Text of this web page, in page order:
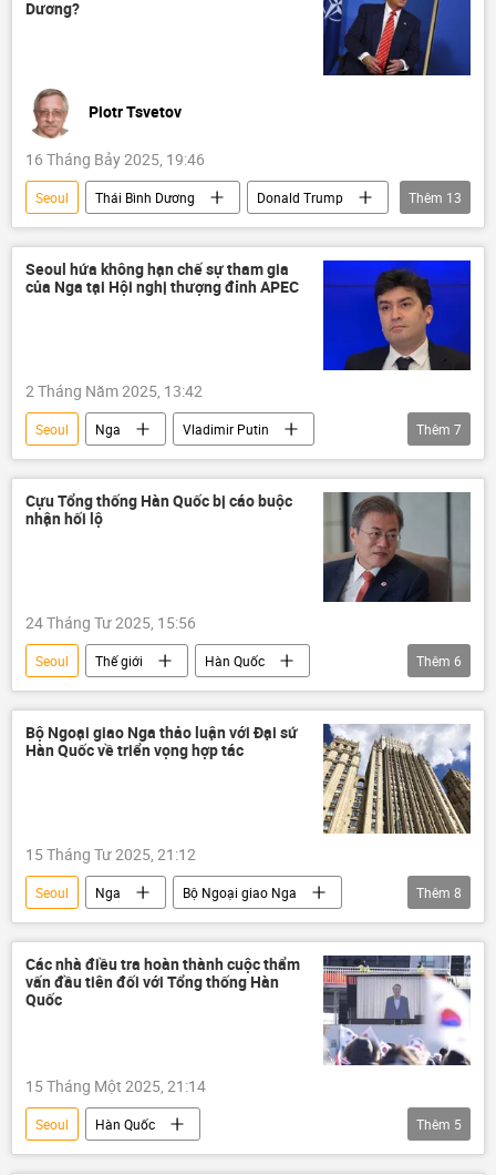
Dương?
Piotr Tsvetov
16 Tháng Bảy 2025, 19:46
Seoul Thái Bình Dương
Donald Trump
Hoa Kỳ
Trung Quốc
Thế giới
Chính trị
quan hệ
Kinh tế
Philippines
Hàn Quốc
Nhật Bản
Thêm 13
Seoul hứa không hạn chế sự tham gia
của Nga tại Hội nghị thượng đỉnh APEC
2 Tháng Năm 2025, 13:42
Seoul Nga
Vladimir Putin
Maria Zakharova
APEC
G20
Thế giới
Chính trị
thông tin
Hàn Quốc
Thêm 7
Cựu Tổng thống Hàn Quốc bị cáo buộc
nhận hối lộ
24 Tháng Tư 2025, 15:56
Seoul Thế giới
Hàn Quốc
Moon Jae-in
Thái Lan
xử phạt
nhận hối lộ
Chính trị thanh tra
Thêm 6
Bộ Ngoại giao Nga thảo luận với Đại sứ
Hàn Quốc về triển vọng hợp tác
15 Tháng Tư 2025, 21:12
Seoul Nga
Bộ Ngoại giao Nga
Hàn Quốc
hợp tác
quan hệ
bán đảo Triều Tiên
Thế giới
Chính trị
thông tin Moskva
Thêm 8
Các nhà điều tra hoàn thành cuộc thẩm
vấn đầu tiên đối với Tổng thống Hàn
Quốc
15 Tháng Một 2025, 21:14
Seoul
Hàn Quốc
Ban bố thiết quân luật ở Hàn Quốc
Thế giới
Thêm 5